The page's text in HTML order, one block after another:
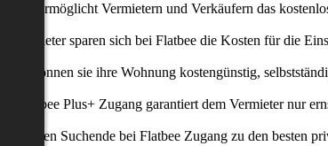
ermöglicht Vermietern und Verkäufern das
Anbieter sparen sich bei Flatbee die Kosten für die
können sie ihre Wohnung kostengünstig,
Flatbee Plus+ Zugang garantiert dem Vermieter nur
erhalten Suchende bei Flatbee Zugang zu den besten